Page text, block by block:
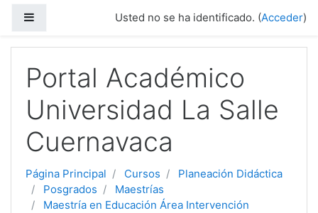
Usted no se ha identificado. (Acceder)
Portal Académico
Universidad La Salle
Cuernavaca
Página Principal Cursos
Planeación Didáctica
Posgrados
Maestrías
Maestría en Educación Área Intervención